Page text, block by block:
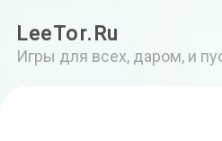
LeeTor.Ru
Игры для всех, даром, и